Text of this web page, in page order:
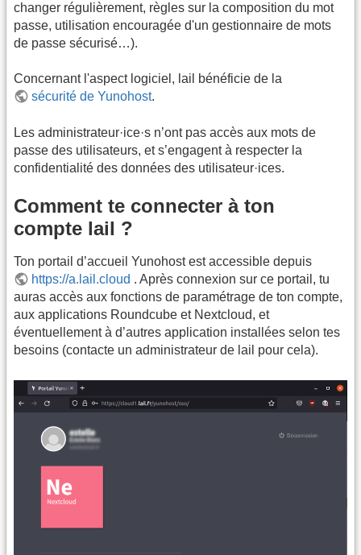
changer régulièrement, règles sur la composition du mot
passe, utilisation encouragée d'un gestionnaire de mots
de passe sécurisé…).
Concernant l'aspect logiciel, lail bénéficie de la
sécurité de Yunohost.
Les administrateur·ice·s n’ont pas accès aux mots de
passe des utilisateurs, et s’engagent à respecter la
confidentialité des données des utilisateur·ices.
Comment te connecter à ton
compte lail ?
Ton portail d’accueil Yunohost est accessible depuis
https://a.lail.cloud . Après connexion sur ce portail, tu
auras accès aux fonctions de paramétrage de ton compte,
aux applications Roundcube et Nextcloud, et
éventuellement à d’autres application installées selon tes
besoins (contacte un administrateur de lail pour cela).